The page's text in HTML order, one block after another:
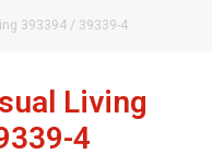
393394 / 39339-4
Living
4